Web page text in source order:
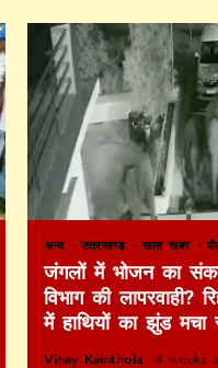
अन्य उत्तराखण्ड खास खबर
जंगलों में भोजन का
विभाग की लापरवाही?
में हाथियों का झुंड मचा
Vinay Kainthola 4 weeks